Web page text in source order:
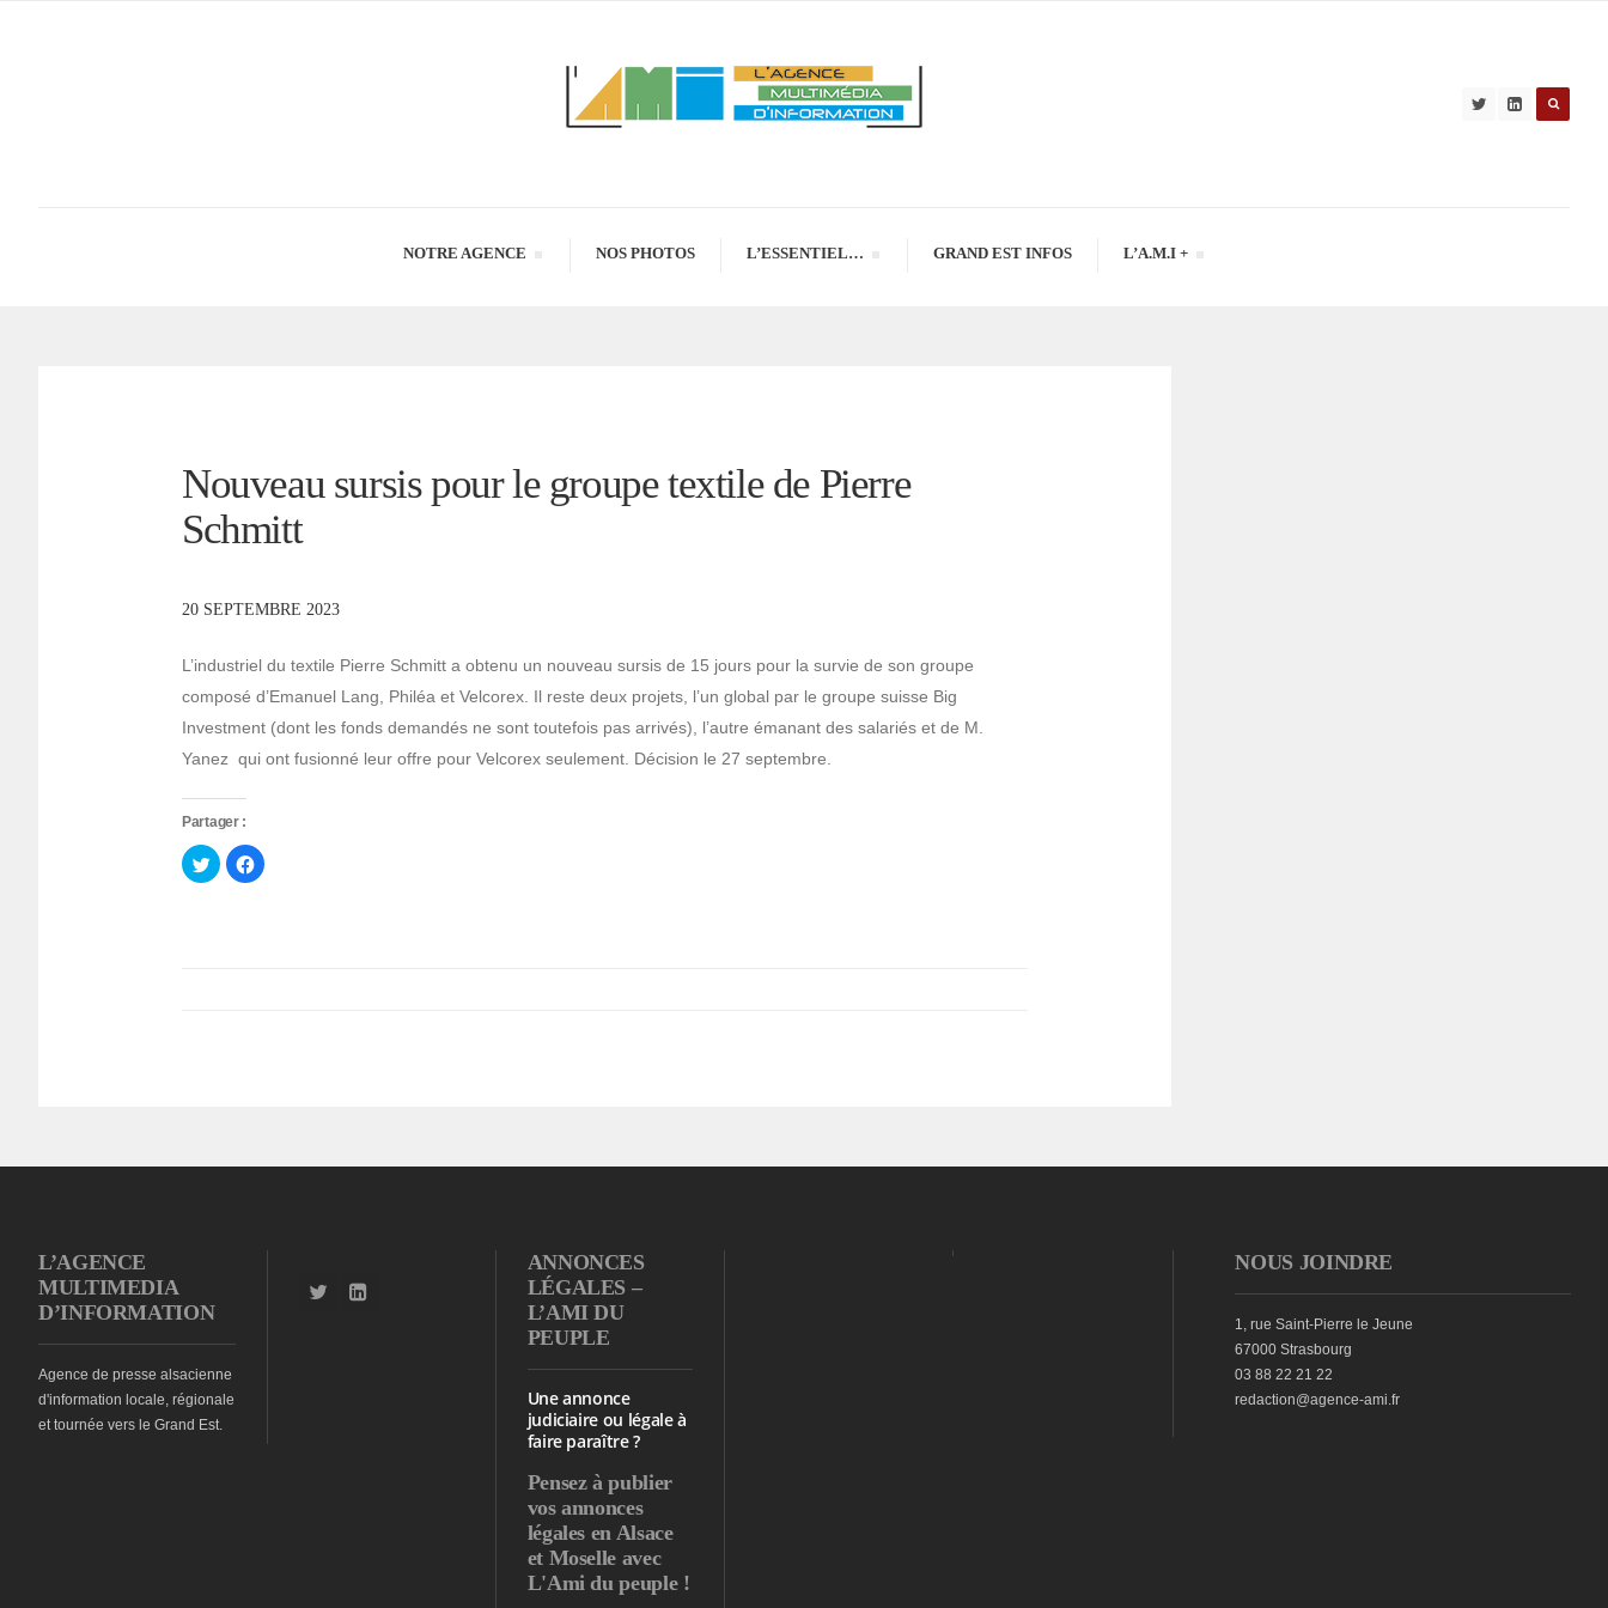
NOTRE AGENCE NOS PHOTOS L’ESSENTIEL… GRAND EST INFOS L’A.M.I +
Nouveau sursis pour le groupe textile de Pierre
Schmitt
20 SEPTEMBRE 2023
L’industriel du textile Pierre Schmitt a obtenu un nouveau sursis de 15 jours pour la survie de son groupe
composé d’Emanuel Lang, Philéa et Velcorex. Il reste deux projets, l’un global par le groupe suisse Big
Investment (dont les fonds demandés ne sont toutefois pas arrivés), l’autre émanant des salariés et de M.
Yanez qui ont fusionné leur offre pour Velcorex seulement. Décision le 27 septembre.
Partager :
Cliquez
pour
partager
Cliquez
pour
L’AGENCE
MULTIMEDIA
D’INFORMATION
Agence de presse alsacienne
d'information locale, régionale
et tournée vers le Grand Est.
ANNONCES
LÉGALES –
L’AMI DU
PEUPLE
Une annonce
judiciaire ou légale à
faire paraître ?
Pensez à publier
vos annonces
légales en Alsace
et Moselle avec
L'Ami du peuple !
NOUS JOINDRE
1, rue Saint-Pierre le Jeune
67000 Strasbourg
03 88 22 21 22
redaction@agence-ami.fr